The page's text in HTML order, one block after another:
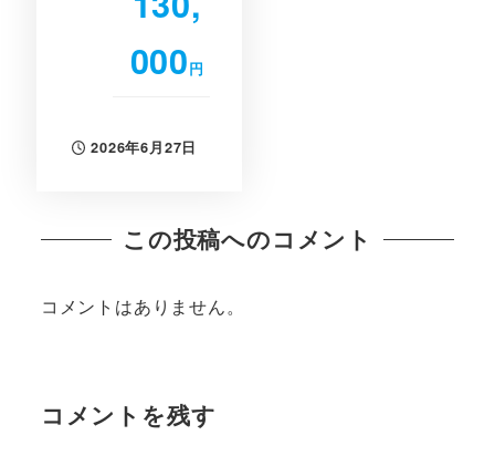
000円
投稿日
2026年6月27日
この投稿へのコメント
コメントはありません。
コメントを残す